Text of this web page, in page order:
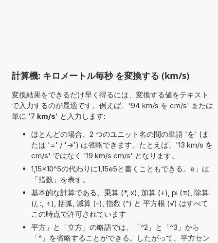
計算機: キロメートル毎秒 を変換する (km/s)
変換結果をできるだけ早く得るには、変換する値をテキスト
で入力するのが最適です。例えば、'94 km/s を cm/s' または
単に '7 km/s' と入力します:
ほとんどの場合、2 つのユニット名の間の単語 'を' (ま
たは '=' / '->') は省略できます。たとえば、'13 km/s を
cm/s' ではなく '19 km/s cm/s' となります。
1,15×10^5の代わりに1,15e5と書くこともできる。e」は
「指数」を表す。
基本的な計算である、乗算 (*, x), 加算 (+), pi (π), 除算
(/, :, ÷), 括弧, 減算 (-), 指数 (^) と 平方根 (√) はすべて
この時点で許可されています
平方」と「立方」の略語では、「^2」と「^3」から
「^」を省略することができる。したがって、平方セン